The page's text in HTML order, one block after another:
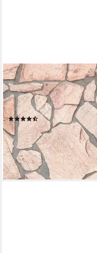
LIVING WALLS
Bordüre pop.up Panel 3D,
gemustert, Motiv,
Schlafzimmer Küche
(9)
25,59 € UVP38,95 €
-34%
lieferbar - in 4-5 Werktagen